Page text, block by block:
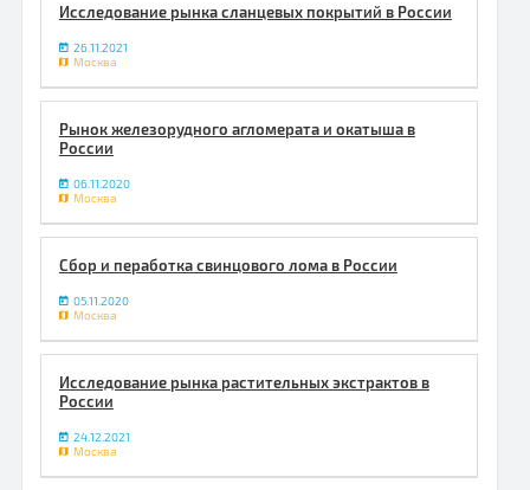
Исследование рынка сланцевых покрытий в России
26.11.2021
Москва
Рынок железорудного агломерата и окатыша в
России
06.11.2020
Москва
Сбор и пеработка свинцового лома в России
05.11.2020
Москва
Исследование рынка растительных экстрактов в
России
24.12.2021
Москва